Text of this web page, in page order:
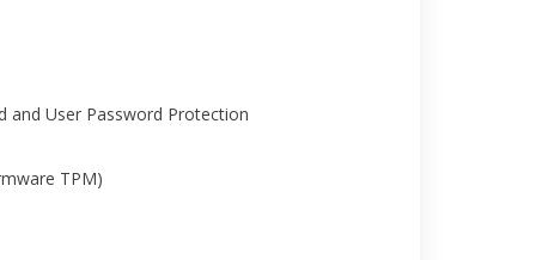
and User Password Protection
TPM)